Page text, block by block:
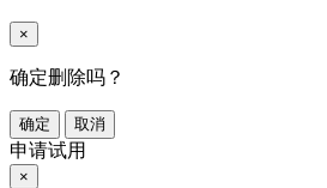
×
确定删除吗？
确定 取消
申请试用
×